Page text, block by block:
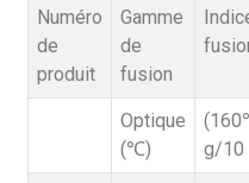
Numéro
de
produit
Gamme
de
fusion
Optique
(℃)
g/10